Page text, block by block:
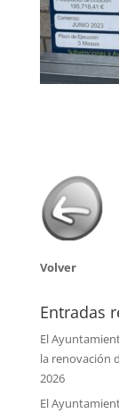
Volver
Entradas
El
la renovación
2026
El